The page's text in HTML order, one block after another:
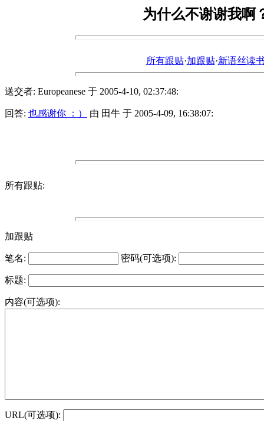
为什么不谢谢我啊
所有跟贴·加跟贴·新语丝读
送交者: Europeanese 于 2005-4-10, 02:37:48:
回答: 也感谢你 ：） 由 田牛 于 2005-4-09, 16:38:07:
所有跟贴:
加跟贴
笔名: 密码(可选项):
标题:
内容(可选项):
URL(可选项):